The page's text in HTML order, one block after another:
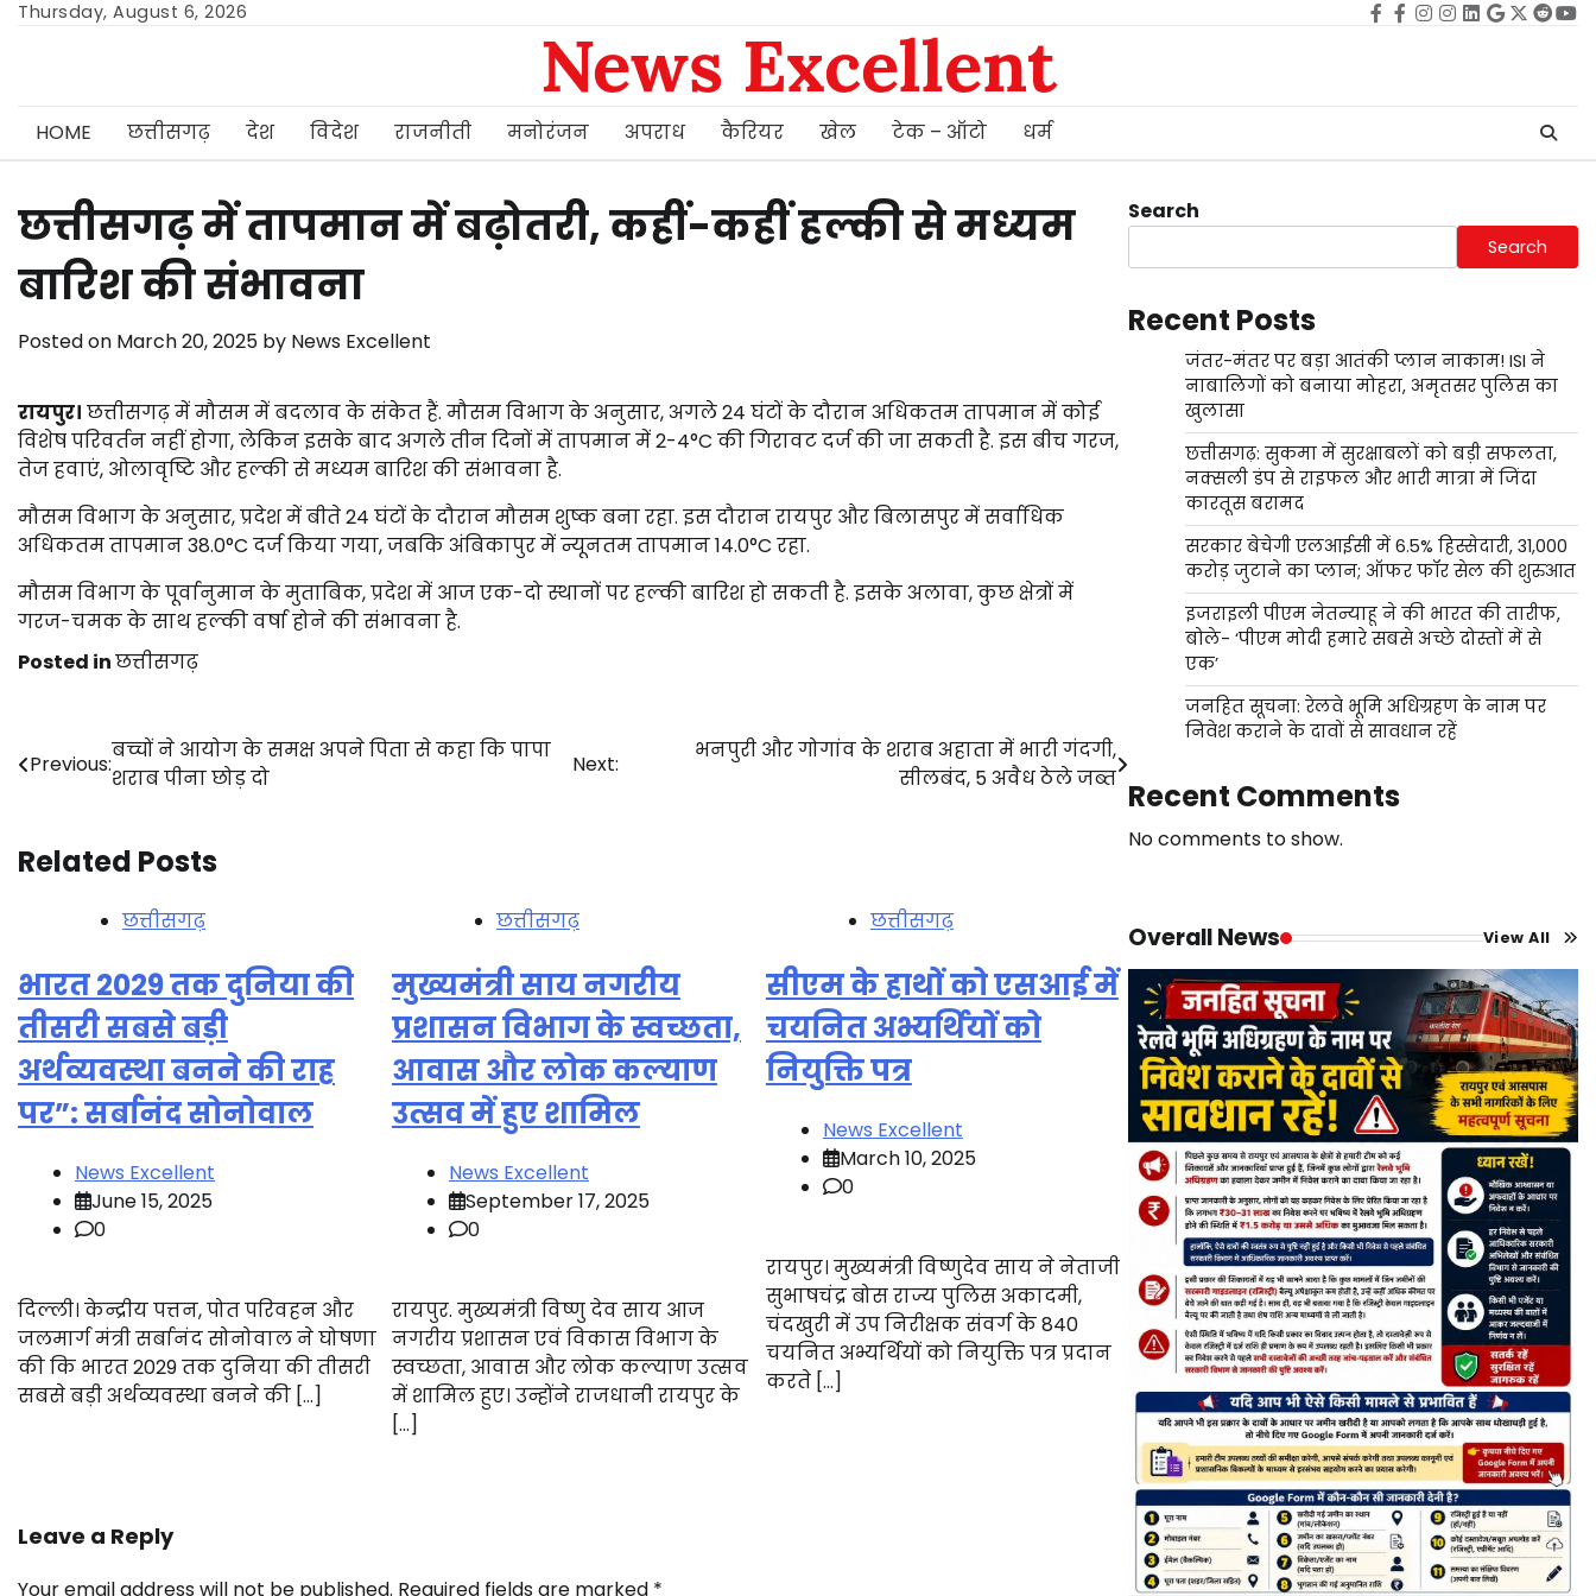
SkipThursday, August 6, 2026 Facebook
facebook
Instagram
instagram
Linkedin
google
Twitter
reddit
News Excellent
HOME छत्तीसगढ़ देश विदेश राजनीती मनोरंजन अपराध कैरियर खेल टेक – ऑटो धर्म
छत्तीसगढ़ में तापमान में बढ़ोतरी, कहीं-कहीं हल्की से मध्यम
बारिश की संभावना
Posted on March 20, 2025 by News Excellent
रायपुर। छत्तीसगढ़ में मौसम में बदलाव के संकेत हैं. मौसम विभाग के अनुसार, अगले 24 घंटों के दौरान अधिकतम तापमान में कोई
विशेष परिवर्तन नहीं होगा, लेकिन इसके बाद अगले तीन दिनों में तापमान में 2-4°C की गिरावट दर्ज की जा सकती है. इस बीच गरज,
तेज हवाएं, ओलावृष्टि और हल्की से मध्यम बारिश की संभावना है.
मौसम विभाग के अनुसार, प्रदेश में बीते 24 घंटों के दौरान मौसम शुष्क बना रहा. इस दौरान रायपुर और बिलासपुर में सर्वाधिक
अधिकतम तापमान 38.0°C दर्ज किया गया, जबकि अंबिकापुर में न्यूनतम तापमान 14.0°C रहा.
मौसम विभाग के पूर्वानुमान के मुताबिक, प्रदेश में आज एक-दो स्थानों पर हल्की बारिश हो सकती है. इसके अलावा, कुछ क्षेत्रों में
गरज-चमक के साथ हल्की वर्षा होने की संभावना है.
Posted inछत्तीसगढ़
Post
navigation
Previous:
बच्चों ने आयोग के समक्ष अपने पिता से कहा कि पापा
शराब पीना छोड़ दो
Next:
भनपुरी और गोगांव के शराब अहाता में भारी गंदगी,
सीलबंद, 5 अवैध ठेले जब्त
Related Posts
छत्तीसगढ़
भारत 2029 तक दुनिया की
तीसरी सबसे बड़ी
अर्थव्यवस्था बनने की राह
पर”: सर्बानंद सोनोवाल
News Excellent
June 15, 2025
0
दिल्ली। केन्द्रीय पत्तन, पोत परिवहन और
जलमार्ग मंत्री सर्बानंद सोनोवाल ने घोषणा
की कि भारत 2029 तक दुनिया की तीसरी
सबसे बड़ी अर्थव्यवस्था बनने की […]
छत्तीसगढ़
मुख्यमंत्री साय नगरीय
प्रशासन विभाग के स्वच्छता,
आवास और लोक कल्याण
उत्सव में हुए शामिल
News Excellent
September 17, 2025
0
रायपुर. मुख्यमंत्री विष्णु देव साय आज
नगरीय प्रशासन एवं विकास विभाग के
स्वच्छता, आवास और लोक कल्याण उत्सव
में शामिल हुए। उन्होंने राजधानी रायपुर के
[…]
छत्तीसगढ़
सीएम के हाथों को एसआई में
चयनित अभ्यर्थियों को
नियुक्ति पत्र
News Excellent
March 10, 2025
0
रायपुर। मुख्यमंत्री विष्णुदेव साय ने नेताजी
सुभाषचंद्र बोस राज्य पुलिस अकादमी,
चंदखुरी में उप निरीक्षक संवर्ग के 840
चयनित अभ्यर्थियों को नियुक्ति पत्र प्रदान
करते […]
Leave a Reply
Your email address will not be published. Required fields are marked *
Search
Search
Recent Posts
जंतर-मंतर पर बड़ा आतंकी प्लान नाकाम! ISI ने
नाबालिगों को बनाया मोहरा, अमृतसर पुलिस का
खुलासा
छत्तीसगढ़: सुकमा में सुरक्षाबलों को बड़ी सफलता,
नक्सली डंप से राइफल और भारी मात्रा में जिंदा
कारतूस बरामद
सरकार बेचेगी एलआईसी में 6.5% हिस्सेदारी, 31,000
करोड़ जुटाने का प्लान; ऑफर फॉर सेल की शुरुआत
इजराइली पीएम नेतन्याहू ने की भारत की तारीफ,
बोले- ‘पीएम मोदी हमारे सबसे अच्छे दोस्तों में से
एक’
जनहित सूचना: रेलवे भूमि अधिग्रहण के नाम पर
निवेश कराने के दावों से सावधान रहें
Recent Comments
No comments to show.
Overall News View All